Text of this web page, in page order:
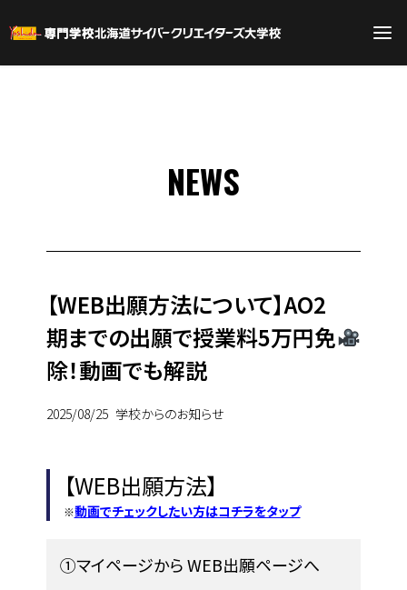
NEWS
【WEB出願方法について】AO2
期までの出願で授業料5万円免
除！動画でも解説
2025/08/25 学校からのお知らせ
【WEB出願方法】
動画でチェックしたい方はコチラをタップ
①マイページから WEB出願ページへ